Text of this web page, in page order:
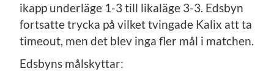
ikapp underläge 1-3 till likaläge 3-3. Edsbyn
fortsatte trycka på vilket tvingade Kalix att ta
timeout, men det blev inga fler mål i matchen.
Edsbyns målskyttar: